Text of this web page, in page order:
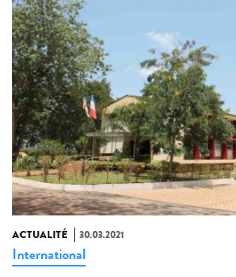
ACTUALITÉ 30.03.2021
International